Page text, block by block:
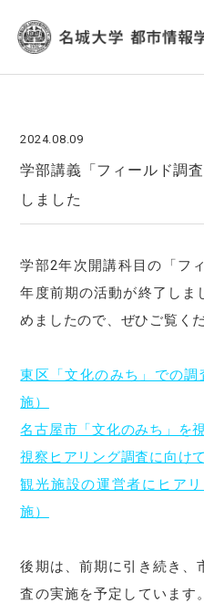
2024.08.09
学部講義「フィールド調
しました
学部2年次開講科目の「フ
年度前期の活動が終了しま
めましたので、ぜひご覧くだ
東区「文化のみち」での
施）
名古屋市「文化のみち」を
視察ヒアリング調査に向け
観光施設の運営者にヒア
施）
後期は、前期に引き続き、
査の実施を予定しています